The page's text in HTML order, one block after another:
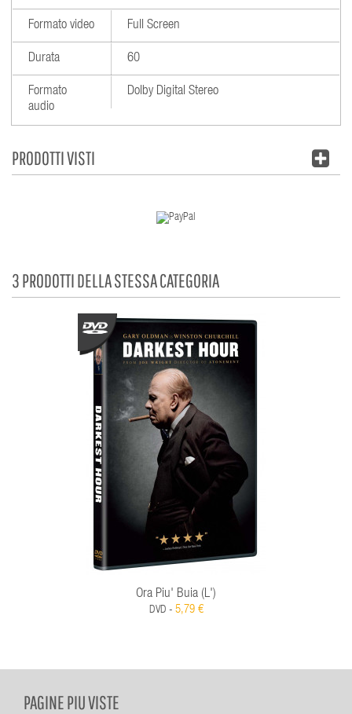
Formato video Full Screen
Durata 60
Formato
audio
Dolby Digital Stereo
PRODOTTI VISTI
3 PRODOTTI DELLA STESSA CATEGORIA
Ora Piu' Buia (L')
DVD - 5,79 €
PAGINE PIU VISTE